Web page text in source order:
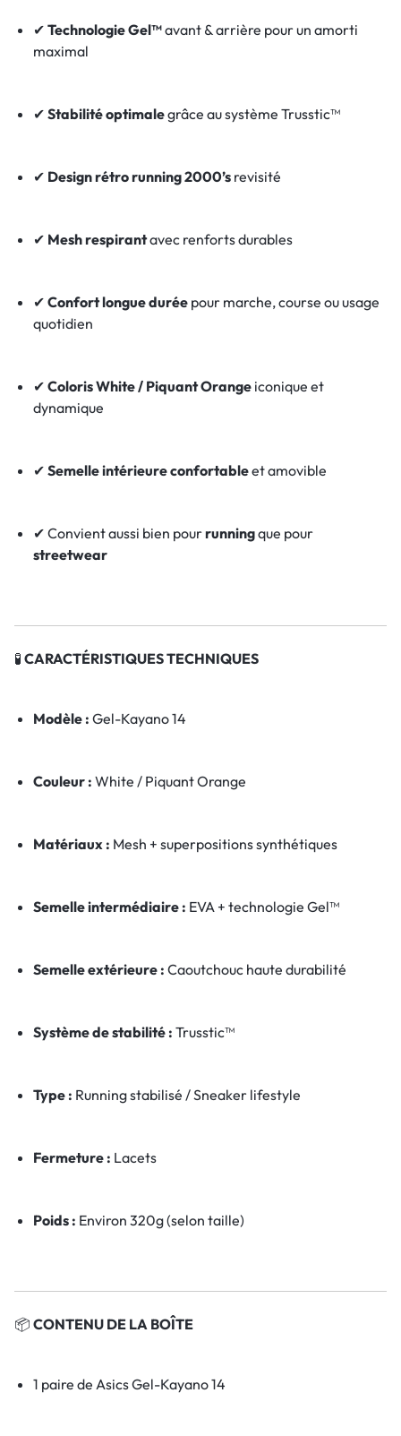
✔ Technologie Gel™avant & arrière pour un amorti
maximal
✔ Stabilité optimalegrâce au système Trusstic™
✔ Design rétro running 2000’srevisité
✔ Mesh respirantavec renforts durables
✔ Confort longue duréepour marche, course ou usage
quotidien
✔ Coloris White / Piquant Orangeiconique et
dynamique
✔ Semelle intérieure confortableet amovible
✔ Convient aussi bien pourrunningque pour
streetwear
🧪 CARACTÉRISTIQUES TECHNIQUES
Modèle : Gel-Kayano 14
Couleur : White / Piquant Orange
Matériaux : Mesh + superpositions synthétiques
Semelle intermédiaire : EVA + technologie Gel™
Semelle extérieure : Caoutchouc haute durabilité
Système de stabilité : Trusstic™
Type : Running stabilisé / Sneaker lifestyle
Fermeture : Lacets
Poids : Environ 320g (selon taille)
📦 CONTENU DE LA BOÎTE
1 paire de Asics Gel-Kayano 14